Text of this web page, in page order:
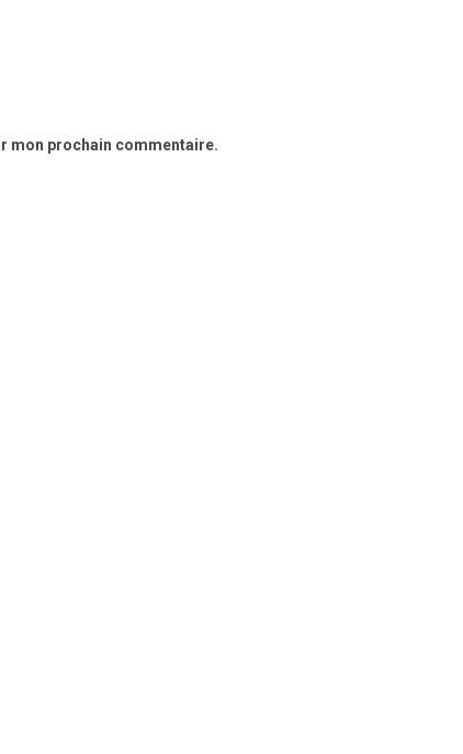
mon prochain commentaire.